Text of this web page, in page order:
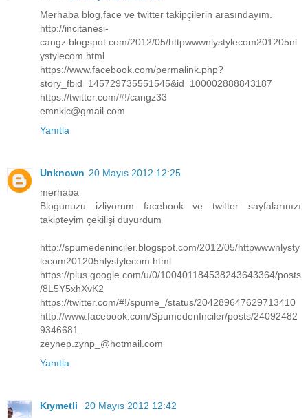
Merhaba blog,face ve twitter takipçilerin arasındayım.
http://incitanesi-
cangz.blogspot.com/2012/05/httpwwwnlystylecom201205nl
ystylecom.html
https://www.facebook.com/permalink.php?
story_fbid=145729735551545&id=100002888843187
https://twitter.com/#!/cangz33
emnklc@gmail.com
Yanıtla
Unknown 20 Mayıs 2012 12:25
merhaba
Blogunuzu izliyorum facebook ve twitter sayfalarınızı
takipteyim çekilişi duyurdum
http://spumedeninciler.blogspot.com/2012/05/httpwwwnlysty
lecom201205nlystylecom.html
https://plus.google.com/u/0/100401184538243643364/posts
/8L5Y5xhXvK2
https://twitter.com/#!/spume_/status/204289647629713410
http://www.facebook.com/SpumedenInciler/posts/24092482
9346681
zeynep.zynp_@hotmail.com
Yanıtla
Kıymetli
20 Mayıs 2012 12:42